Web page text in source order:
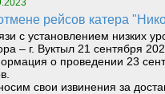
отмене рейсов катера
с установлением низких
– г. Вуктыл 21 сентября
о проведении 23
свои извинения за